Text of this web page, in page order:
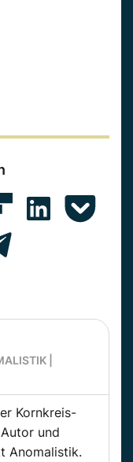
|
Kornkreis-
und
Anomalistik.